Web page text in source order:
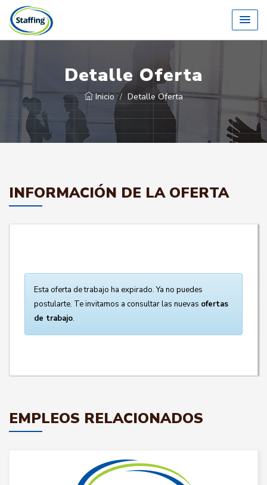
Detalle Oferta
Inicio Detalle Oferta
INFORMACIÓN DE LA OFERTA
Esta oferta de trabajo ha expirado. Ya no puedes
postularte. Te invitamos a consultar las nuevas ofertas
de trabajo.
EMPLEOS RELACIONADOS